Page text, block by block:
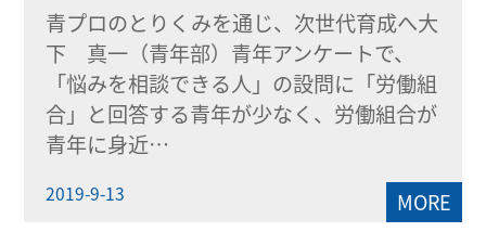
青プロのとりくみを通じ、次世代育成へ大
下 真一（青年部）青年アンケートで、
「悩みを相談できる人」の設問に「労働組
合」と回答する青年が少なく、労働組合が
青年に身近…
2019-9-13 MORE